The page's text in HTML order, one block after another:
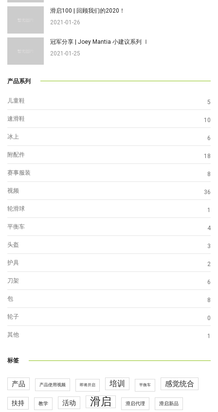
滑启100 | 回顾我们的2020！
2021-01-26
冠军分享 | Joey Mantia 小建议系列 Ⅰ
2021-01-25
产品系列
儿童鞋 5
速滑鞋 10
冰上 6
附配件 18
赛事服装 8
视频 36
轮滑球 1
平衡车 4
头盔 3
护具 2
刀架 6
包 8
轮子 0
其他 1
标签
产品 产品使用视频 即将开启 培训 平衡车 感觉统合
扶持 教学 活动 滑启 滑启代理 滑启新品